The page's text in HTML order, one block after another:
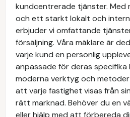
kundcentrerade tjänster. Med
och ett starkt lokalt och
erbjuder vi omfattande
försäljning. Våra mäklare är
varje kund en personlig
anpassade för deras specifika
moderna verktyg och
att varje fastighet visas från
rätt marknad. Behöver du en
eller hjälp med att förbereda